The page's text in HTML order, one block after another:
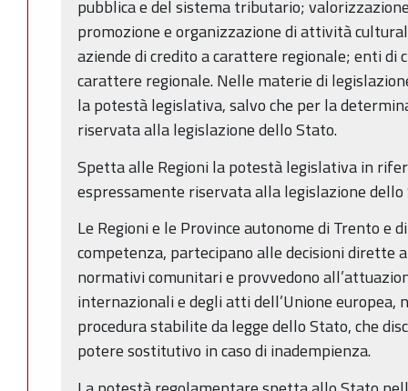
pubblica e del sistema tributario;
promozione e organizzazione di attività
aziende di credito a carattere regionale; enti di
carattere regionale. Nelle materie di
la potestà legislativa, salvo che per la
riservata alla legislazione dello Stato.
Spetta alle Regioni la potestà legislativa in
espressamente riservata alla legislazione dello
Le Regioni e le Province autonome di Trento e
competenza, partecipano alle decisioni dirette
normativi comunitari e provvedono
internazionali e degli atti dell’Unione europea,
procedura stabilite da legge dello Stato, che
potere sostitutivo in caso di inadempienza.